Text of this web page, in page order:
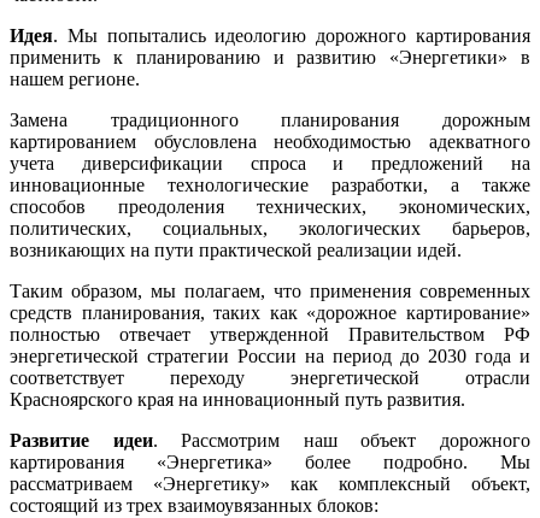
Идея. Мы попытались идеологию дорожного картирования
применить к планированию и развитию «Энергетики» в
нашем регионе.
Замена традиционного планирования дорожным
картированием обусловлена необходимостью адекватного
учета диверсификации спроса и предложений на
инновационные технологические разработки, а также
способов преодоления технических, экономических,
политических, социальных, экологических барьеров,
возникающих на пути практической реализации идей.
Таким образом, мы полагаем, что применения современных
средств планирования, таких как «дорожное картирование»
полностью отвечает утвержденной Правительством РФ
энергетической стратегии России на период до 2030 года и
соответствует переходу энергетической отрасли
Красноярского края на инновационный путь развития.
Развитие идеи. Рассмотрим наш объект дорожного
картирования «Энергетика» более подробно. Мы
рассматриваем «Энергетику» как комплексный объект,
состоящий из трех взаимоувязанных блоков: